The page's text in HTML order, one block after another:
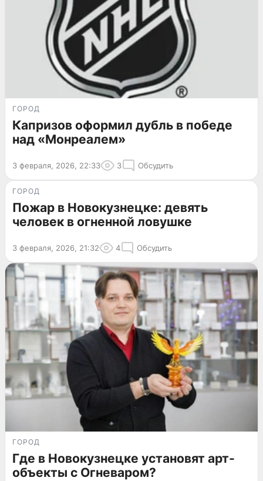
ГОРОД
Капризов оформил дубль в победе
над «Монреалем»
3 февраля, 2026, 22:33 3 Обсудить
ГОРОД
Пожар в Новокузнецке: девять
человек в огненной ловушке
3 февраля, 2026, 21:32 4 Обсудить
ГОРОД
Где в Новокузнецке установят арт-
объекты с Огневаром?